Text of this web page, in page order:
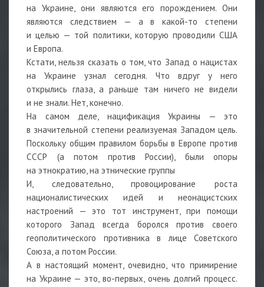
на Украине, они являются его порождением. Они
являются следствием — а в какой-то степени
и целью — той политики, которую проводили США
и Европа.
Кстати, нельзя сказать о том, что Запад о нацистах
на Украине узнал сегодня. Что вдруг у него
открылись глаза, а раньше там ничего не видели
и не знали. Нет, конечно.
На самом деле, нацификация Украины — это
в значительной степени реализуемая Западом цель.
Поскольку общим правилом борьбы в Европе против
СССР (а потом против России), были опоры
на этнократию, на этнические группы
И, следовательно, провоцирование роста
националистических идей и неонацистских
настроений — это тот инструмент, при помощи
которого Запад всегда боролся против своего
геополитического противника в лице Советского
Союза, а потом России.
А в настоящий момент, очевидно, что примирение
на Украине — это, во-первых, очень долгий процесс.